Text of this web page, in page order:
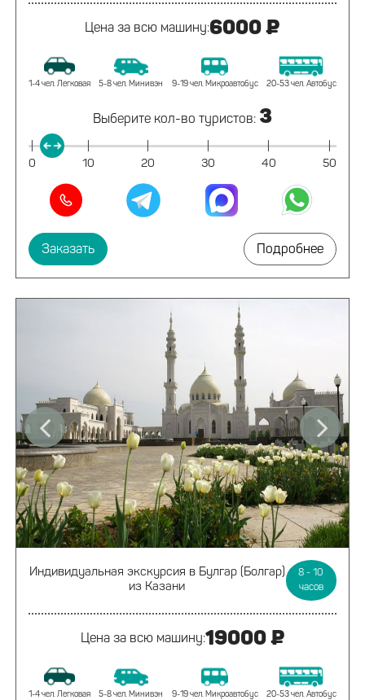
Цена за всю машину:6000 ₽
1-4 чел. Легковая 5-8 чел. Минивэн 9-19 чел. Микроавтобус 20-53 чел. Автобус
Выберите кол-во туристов: 3
|
0
|
10
|
20
|
30
|
40
|
50
Заказать Подробнее
Индивидуальная экскурсия в Булгар (Болгар)
из Казани
8 - 10
часов
Цена за всю машину:19000 ₽
1-4 чел. Легковая 5-8 чел. Минивэн 9-19 чел. Микроавтобус 20-53 чел. Автобус